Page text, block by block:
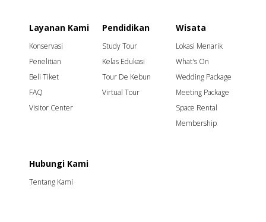
Layanan Kami
Konservasi
Penelitian
Beli Tiket
FAQ
Visitor Center
Pendidikan
Study Tour
Kelas Edukasi
Tour De Kebun
Virtual Tour
Wisata
Lokasi Menarik
What's On
Wedding Package
Meeting Package
Space Rental
Membership
Hubungi Kami
Tentang Kami